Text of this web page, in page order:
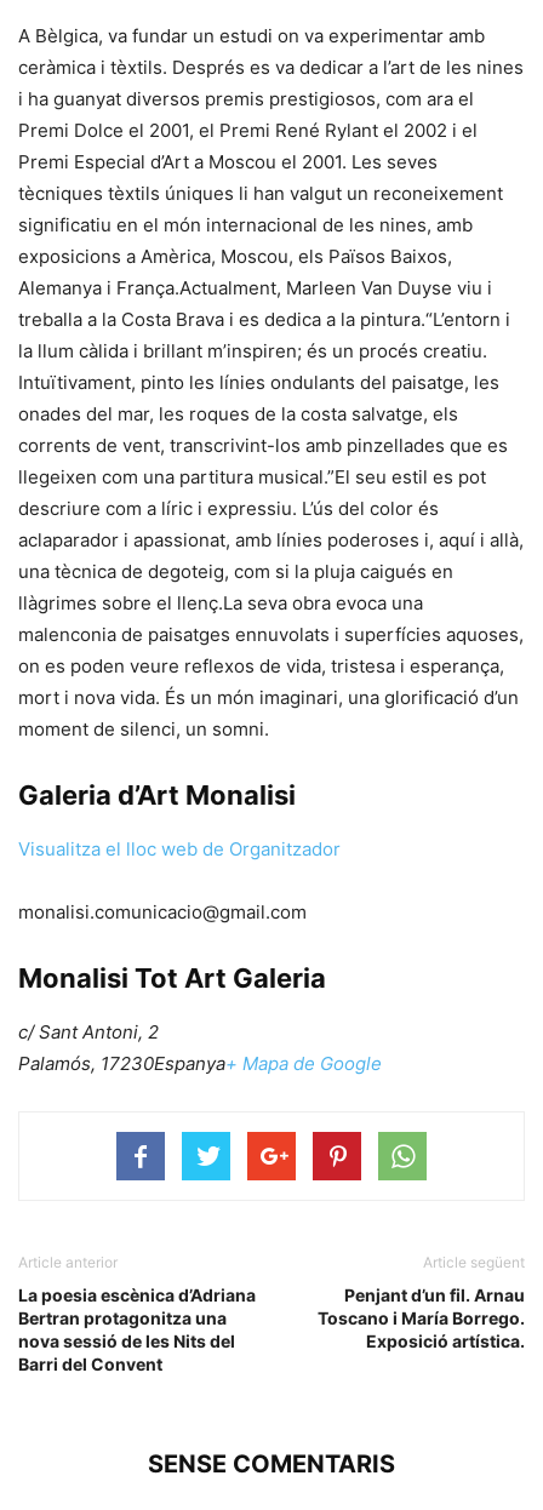
A Bèlgica, va fundar un estudi on va experimentar amb
ceràmica i tèxtils. Després es va dedicar a l’art de les nines
i ha guanyat diversos premis prestigiosos, com ara el
Premi Dolce el 2001, el Premi René Rylant el 2002 i el
Premi Especial d’Art a Moscou el 2001. Les seves
tècniques tèxtils úniques li han valgut un reconeixement
significatiu en el món internacional de les nines, amb
exposicions a Amèrica, Moscou, els Països Baixos,
Alemanya i França.Actualment, Marleen Van Duyse viu i
treballa a la Costa Brava i es dedica a la pintura.“L’entorn i
la llum càlida i brillant m’inspiren; és un procés creatiu.
Intuïtivament, pinto les línies ondulants del paisatge, les
onades del mar, les roques de la costa salvatge, els
corrents de vent, transcrivint-los amb pinzellades que es
llegeixen com una partitura musical.”El seu estil es pot
descriure com a líric i expressiu. L’ús del color és
aclaparador i apassionat, amb línies poderoses i, aquí i allà,
una tècnica de degoteig, com si la pluja caigués en
llàgrimes sobre el llenç.La seva obra evoca una
malenconia de paisatges ennuvolats i superfícies aquoses,
on es poden veure reflexos de vida, tristesa i esperança,
mort i nova vida. És un món imaginari, una glorificació d’un
moment de silenci, un somni.
Galeria d’Art Monalisi
Visualitza el lloc web de Organitzador
monalisi.comunicacio@gmail.com
Monalisi Tot Art Galeria
c/ Sant Antoni, 2
Palamós, 17230Espanya+ Mapa de Google
Article anterior
La poesia escènica d’Adriana
Bertran protagonitza una
nova sessió de les Nits del
Barri del Convent
Article següent
Penjant d’un fil. Arnau
Toscano i María Borrego.
Exposició artística.
SENSE COMENTARIS